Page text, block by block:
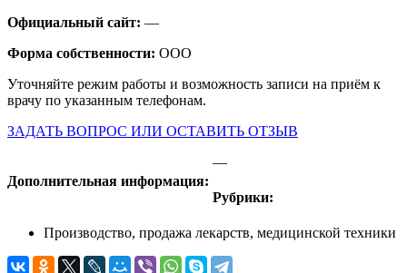
Официальный сайт: —
Форма собственности: ООО
Уточняйте режим работы и возможность записи на приём к
врачу по указанным телефонам.
ЗАДАТЬ ВОПРОС ИЛИ ОСТАВИТЬ ОТЗЫВ
Дополнительная информация:
—
Рубрики:
Производство, продажа лекарств, медицинской техники